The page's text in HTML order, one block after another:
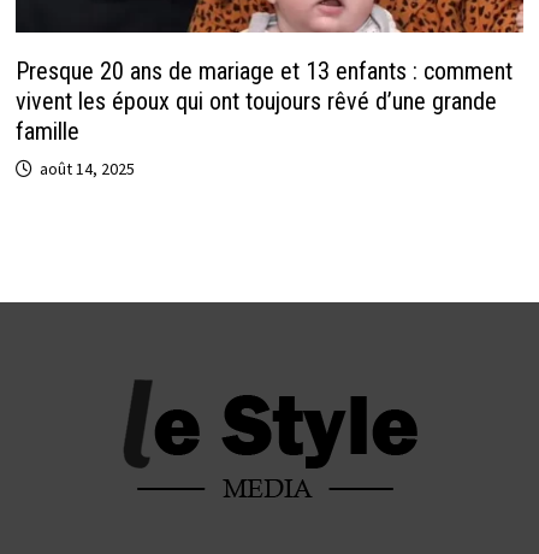
Presque 20 ans de mariage et 13 enfants : comment
vivent les époux qui ont toujours rêvé d’une grande
famille
août 14, 2025